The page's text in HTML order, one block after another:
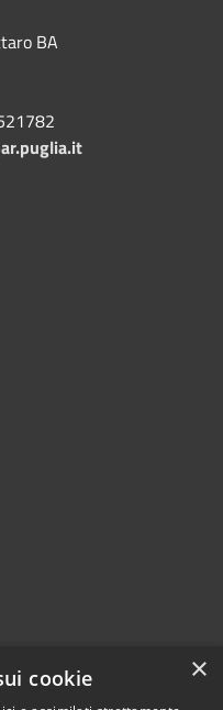
BA
×
cookie